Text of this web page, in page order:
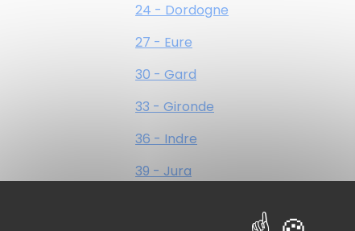
24 - Dordogne
27 - Eure
30 - Gard
33 - Gironde
36 - Indre
39 - Jura